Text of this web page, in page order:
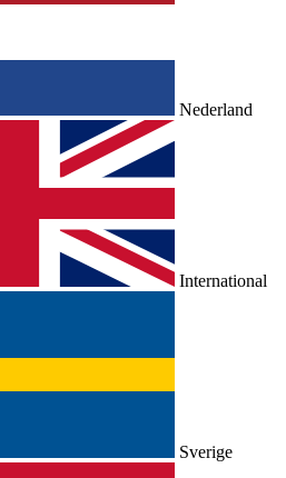
Nederland
International
Sverige